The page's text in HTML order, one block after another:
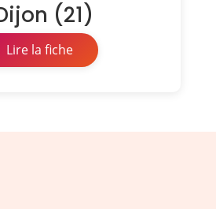
(21)
Lire la fiche